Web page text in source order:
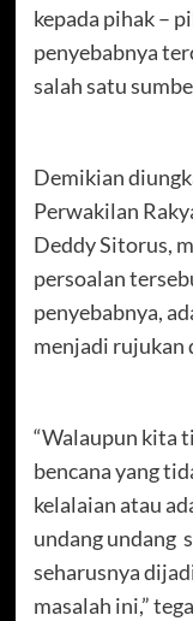
kepada pihak –
penyebabnya
salah satu
Demikian
Perwakilan
Deddy Sitorus,
persoalan
penyebabnya,
menjadi rujukan
“Walaupun kita
bencana yang
kelalaian atau
undang undang
seharusnya
masalah ini,”